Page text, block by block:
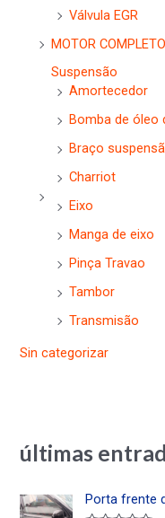
Válvula EGR
MOTOR COMPLETO
Suspensão
Amortecedor
Bomba de óleo
Braço
Charriot
Eixo
Manga de eixo
Pinça Travao
Tambor
Transmisão
Sin categorizar
últimas
Porta frente